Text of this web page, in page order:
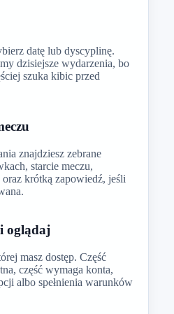
datę lub dyscyplinę.
dzisiejsze wydarzenia, bo
szuka kibic przed
znajdziesz zebrane
starcie meczu,
oraz krótką zapowiedź, jeśli
oglądaj
masz dostęp. Część
część wymaga konta,
albo spełnienia warunków